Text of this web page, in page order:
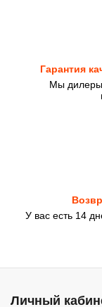
Гарантия
Мы дилеры
У вас есть 14
Личный